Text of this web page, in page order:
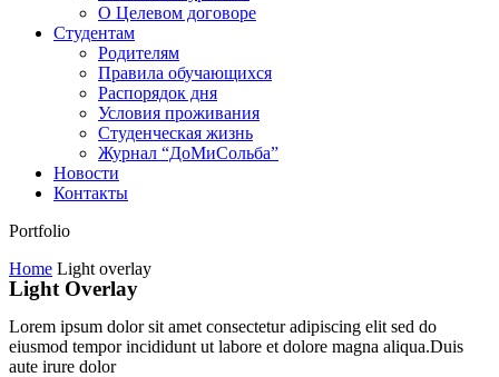
О Целевом договоре
Студентам
Родителям
Правила обучающихся
Распорядок дня
Условия проживания
Студенческая жизнь
Журнал “ДоМиСольба”
Новости
Контакты
Portfolio
Home Light overlay
Light Overlay
Lorem ipsum dolor sit amet consectetur adipiscing elit sed do
eiusmod tempor incididunt ut labore et dolore magna aliqua.Duis
aute irure dolor